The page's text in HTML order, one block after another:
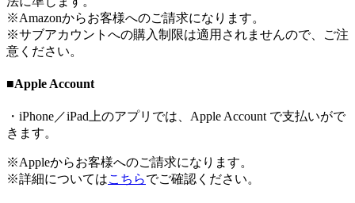
※Amazonからお客様へのご請求になります。
※サブアカウントへの購入制限は適用されませんので、ご注
意ください。
■Apple Account
・iPhone／iPad上のアプリでは、Apple Account で支払いがで
きます。
※Appleからお客様へのご請求になります。
※詳細についてはこちらでご確認ください。